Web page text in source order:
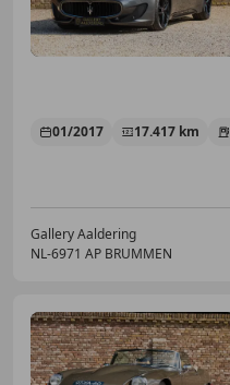
01/2017 17.417 km
Gallery Aaldering
NL-6971 AP BRUMMEN